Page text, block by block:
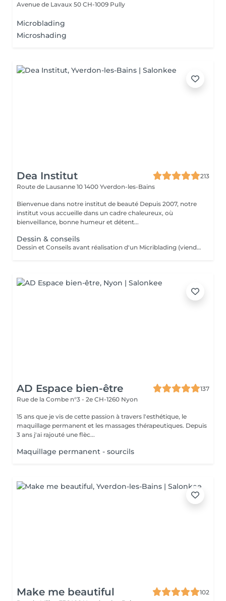
Avenue de Lavaux 50 CH-1009 Pully
Microblading
Microshading
Dea Institut
213
Route de Lausanne 10 1400 Yverdon-les-Bains
Bienvenue dans notre institut de beauté Depuis 2007, notre
institut vous accueille dans un cadre chaleureux, où
bienveillance, bonne humeur et détent...
Dessin & conseils
Dessin et Conseils avant réalisation d'un Micriblading (viendra en déduction sur le tarif Microblading final)
AD Espace bien-être
137
Rue de la Combe n°3 - 2e CH-1260 Nyon
15 ans que je vis de cette passion à travers l'esthétique, le
maquillage permanent et les massages thérapeutiques. Depuis
3 ans j'ai rajouté une flèc...
Maquillage permanent - sourcils
Make me beautiful
102